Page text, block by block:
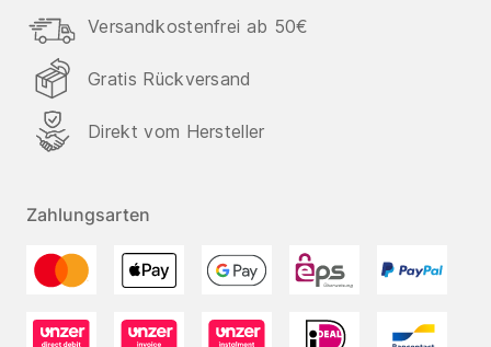
Versandkostenfrei ab 50€
Gratis Rückversand
Direkt vom Hersteller
Zahlungsarten